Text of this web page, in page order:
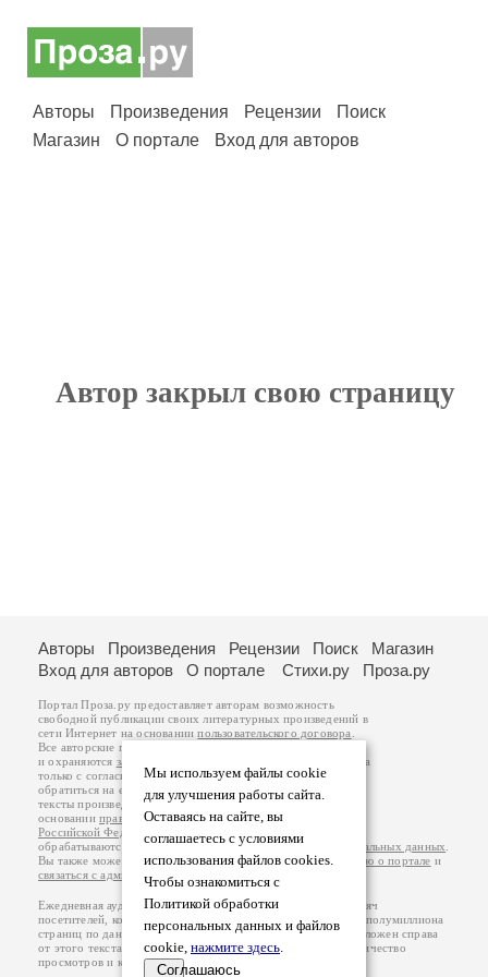
Авторы Произведения Рецензии
Поиск
Магазин
О портале Вход для авторов
Автор закрыл свою страницу
Мы используем файлы cookie
для улучшения работы сайта.
Оставаясь на сайте, вы
соглашаетесь с условиями
использования файлов cookies.
Чтобы ознакомиться с
Политикой обработки
персональных данных и файлов
cookie, нажмите здесь.
Соглашаюсь
Авторы Произведения Рецензии Поиск
Магазин
Вход для авторов
О портале Стихи.ру Проза.ру
Портал Проза.ру предоставляет авторам возможность
свободной публикации своих литературных произведений в
сети Интернет на основаниипользовательского договора
Все авторские права на произведения принадлежат авторам
и охраняются законом
. Перепечатка произведений возможна
только с согласия его автора, к которому вы можете
обратиться на его авторской странице. Ответственность за
тексты произведений авторы несут самостоятельно на
основанииправил публикацииизаконодательства
Российской Федерации
обрабатываются на основанииПолитики обработки персональных данных
Вы также можете посмотреть более подробнуюинформацию о портале и
связаться с администрацией
Ежедневная аудитория портала Проза.ру – порядка 100 тысяч
посетителей, которые в общей сумме просматривают более полумиллиона
страниц по данным счетчика посещаемости, который расположен справа
от этого текста. В каждой графе указано по две цифры: количество
просмотров и количество посетителей.